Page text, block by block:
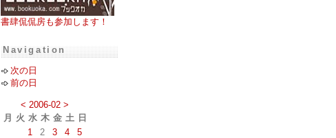
書肆侃侃房も参加します！
Navigation
次の日
前の日
< 2006-02 >
月
火 水 木 金 土 日
1
2 3 4
5